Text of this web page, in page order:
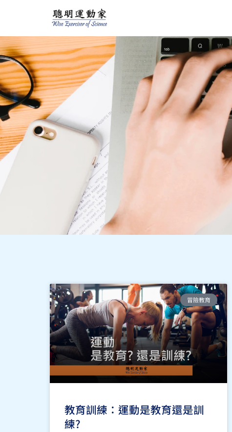
主
要
內
容
冒險教育
教育訓練：運動是教育還是訓
練?